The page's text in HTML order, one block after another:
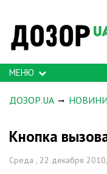
МЕНЮ
ДОЗОР.UA НОВИНИ
Кнопка
Среда , 22 декабря